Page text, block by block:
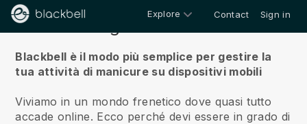
Explore Contact Sign in
Blackbell è il modo più semplice per gestire la
tua attività di manicure su dispositivi mobili
Viviamo in un mondo frenetico dove quasi tutto
accade online. Ecco perché devi essere in grado di